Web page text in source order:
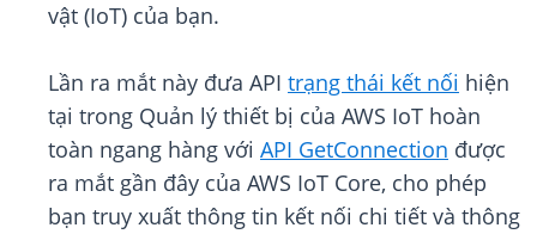
vật (IoT) của bạn.
Lần ra mắt này đưa API trạng thái kết nối hiện
tại trong Quản lý thiết bị của AWS IoT hoàn
toàn ngang hàng với API GetConnection được
ra mắt gần đây của AWS IoT Core, cho phép
bạn truy xuất thông tin kết nối chi tiết và thông